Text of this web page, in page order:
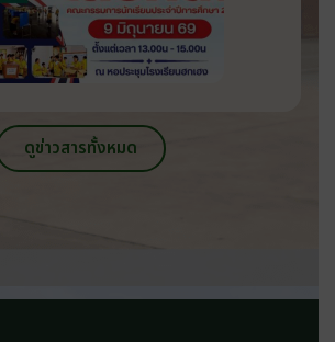
ดูข่าวสารทั้งหมด